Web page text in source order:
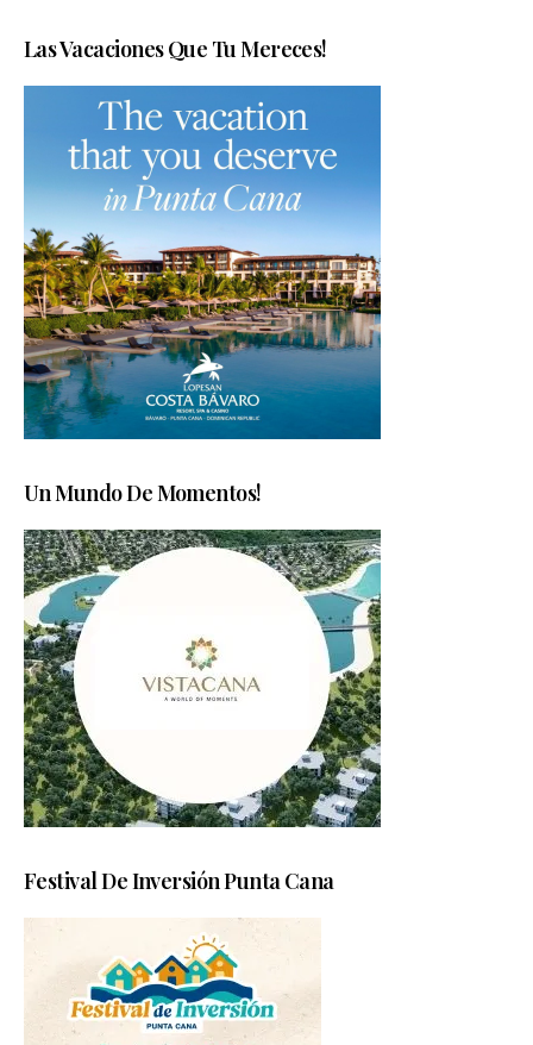
Las Vacaciones Que Tu Mereces!
Un Mundo De Momentos!
Festival De Inversión Punta Cana